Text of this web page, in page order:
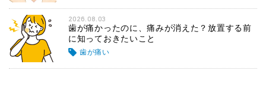
2026.08.03
歯が痛かったのに、痛みが消えた？放置する前
に知っておきたいこと
歯が痛い